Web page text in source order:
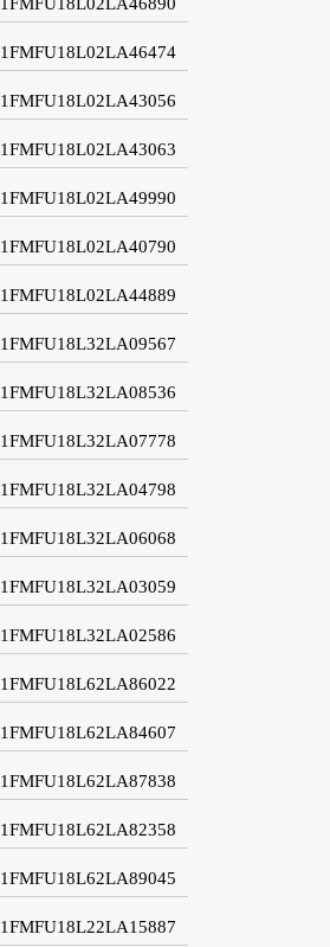
1FMFU18L02LA46474
1FMFU18L02LA43056
1FMFU18L02LA43063
1FMFU18L02LA49990
1FMFU18L02LA40790
1FMFU18L02LA44889
1FMFU18L32LA09567
1FMFU18L32LA08536
1FMFU18L32LA07778
1FMFU18L32LA04798
1FMFU18L32LA06068
1FMFU18L32LA03059
1FMFU18L32LA02586
1FMFU18L62LA86022
1FMFU18L62LA84607
1FMFU18L62LA87838
1FMFU18L62LA82358
1FMFU18L62LA89045
1FMFU18L22LA15887